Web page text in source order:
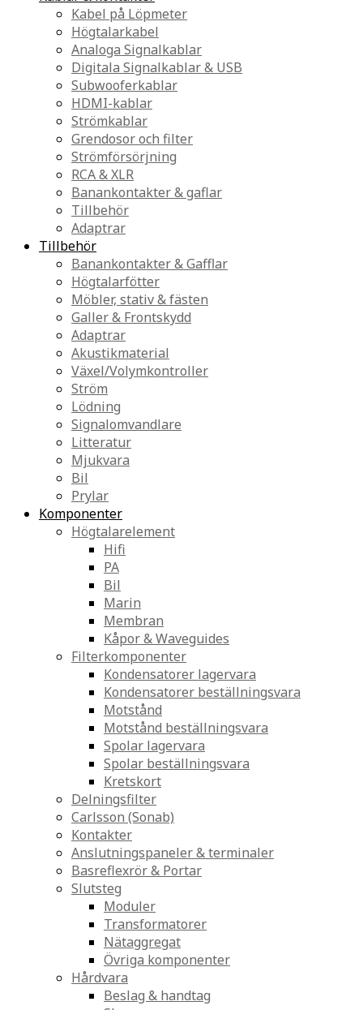
Kabel på Löpmeter
Högtalarkabel
Analoga Signalkablar
Digitala Signalkablar & USB
Subwooferkablar
HDMI-kablar
Strömkablar
Grendosor och filter
Strömförsörjning
RCA & XLR
Banankontakter & gaflar
Tillbehör
Adaptrar
Tillbehör
Banankontakter & Gafflar
Högtalarfötter
Möbler, stativ & fästen
Galler & Frontskydd
Adaptrar
Akustikmaterial
Växel/Volymkontroller
Ström
Lödning
Signalomvandlare
Litteratur
Mjukvara
Bil
Prylar
Komponenter
Högtalarelement
Hifi
PA
Bil
Marin
Membran
Kåpor & Waveguides
Filterkomponenter
Kondensatorer lagervara
Kondensatorer beställningsvara
Motstånd
Motstånd beställningsvara
Spolar lagervara
Spolar beställningsvara
Kretskort
Delningsfilter
Carlsson (Sonab)
Kontakter
Anslutningspaneler & terminaler
Basreflexrör & Portar
Slutsteg
Moduler
Transformatorer
Nätaggregat
Övriga komponenter
Hårdvara
Beslag & handtag